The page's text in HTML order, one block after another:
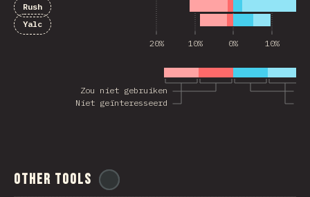
Niet geïnteresseerd
Zou niet gebruiken
20% 10% 0% 10%
Rush
Yalc
Other Tools